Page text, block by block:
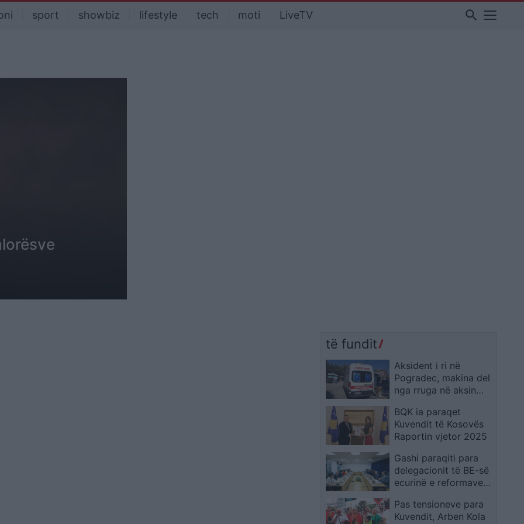
sport showbiz lifestyle tech moti LiveTV search
të fundit
Aksident i ri në
Pogradec, makina del
nga rruga në aksin
Thanë, shoferi
përfundon në spital
BQK ia paraqet
Kuvendit të Kosovës
Raportin vjetor 2025
Gashi paraqiti para
delegacionit të BE-së
ecurinë e reformave
prokurorial në kuadër
të Planit të Rritjes
Pas tensioneve para
Kuvendit, Arben Kola